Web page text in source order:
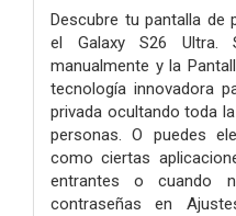
Descubre tu pantalla de
el Galaxy S26 Ultra.
manualmente y la
tecnología innovadora
privada ocultando toda
personas. O puedes
como ciertas
entrantes o cuando
contraseñas en